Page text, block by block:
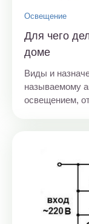
Освещение
Для чего
доме
Виды и
называемому
освещением,